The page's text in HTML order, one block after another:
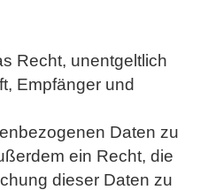
Recht, unentgeltlich
Empfänger und
Daten zu
ein Recht, die
dieser Daten zu